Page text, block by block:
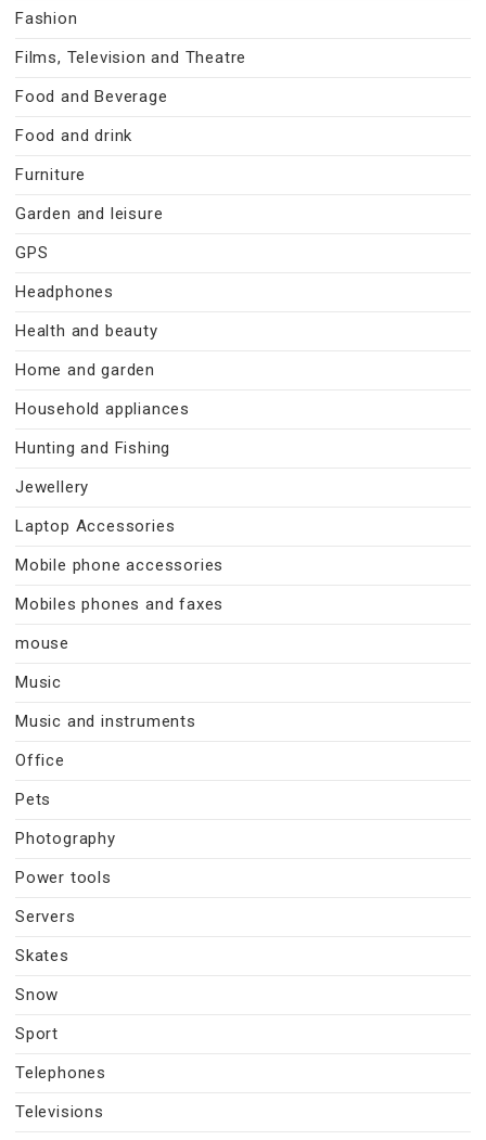
Fashion
Films, Television and Theatre
Food and Beverage
Food and drink
Furniture
Garden and leisure
GPS
Headphones
Health and beauty
Home and garden
Household appliances
Hunting and Fishing
Jewellery
Laptop Accessories
Mobile phone accessories
Mobiles phones and faxes
mouse
Music
Music and instruments
Office
Pets
Photography
Power tools
Servers
Skates
Snow
Sport
Telephones
Televisions